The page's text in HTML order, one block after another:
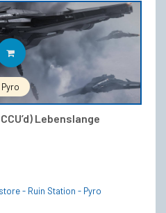
Lebenslange
IN DEN WARENKORB
- Ruin Station - Pyro